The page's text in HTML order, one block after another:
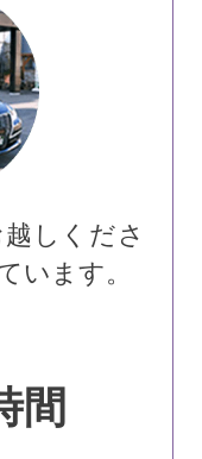
しくださ
います。
間